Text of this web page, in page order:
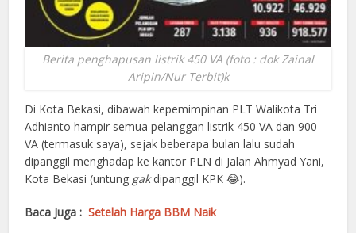
Berita penghapusan listrik 450 VA (foto : dok Zainal
Aripin/Nur Terbit)k
Di Kota Bekasi, dibawah kepemimpinan PLT Walikota Tri
Adhianto hampir semua pelanggan listrik 450 VA dan 900
VA (termasuk saya), sejak beberapa bulan lalu sudah
dipanggil menghadap ke kantor PLN di Jalan Ahmyad Yani,
Kota Bekasi (untung gakdipanggil KPK 😂).
Baca Juga :Setelah Harga BBM Naik